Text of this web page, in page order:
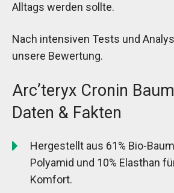
Alltags werden sollte.
Nach intensiven Tests und
unsere Bewertung.
Arc’teryx Cronin
Daten & Fakten
Hergestellt aus 61% Bio-
Polyamid und 10% Elasthan
Komfort.